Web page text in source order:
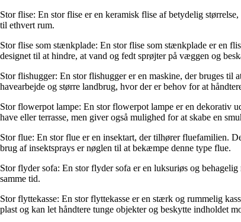
Stor flise: En stor flise er en keramisk flise af betydelig
til ethvert rum.
Stor flise som stænkplade: En stor flise som stænkplade er en
designet til at hindre, at vand og fedt sprøjter på væggen og
Stor flishugger: En stor flishugger er en maskine, der bruges
havearbejde og større landbrug, hvor der er behov for at
Stor flowerpot lampe: En stor flowerpot lampe er en dekorativ
have eller terrasse, men giver også mulighed for at skabe en
Stor flue: En stor flue er en insektart, der tilhører fluefamilien.
brug af insektsprays er nøglen til at bekæmpe denne type flue.
Stor flyder sofa: En stor flyder sofa er en luksuriøs og
samme tid.
Stor flyttekasse: En stor flyttekasse er en stærk og rummelig
plast og kan let håndtere tunge objekter og beskytte indholdet